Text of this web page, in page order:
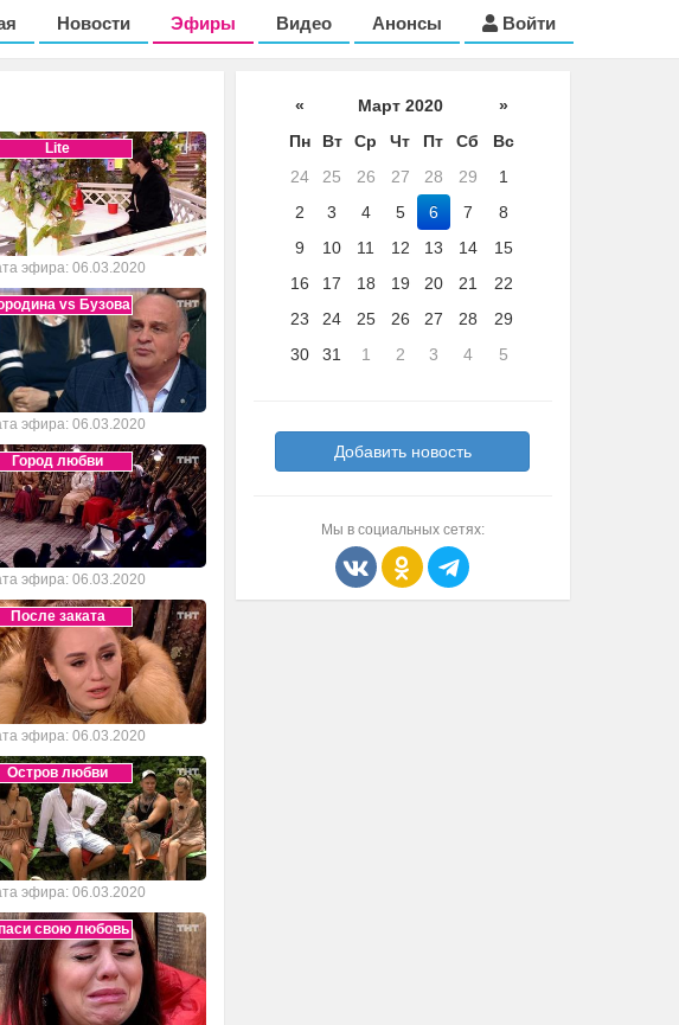
Новости Эфиры Видео Анонсы Войти
Lite
эфира: 06.03.2020
vs Бузова
эфира: 06.03.2020
Город любви
эфира: 06.03.2020
После заката
эфира: 06.03.2020
Остров любви
эфира: 06.03.2020
свою любовь
« Март 2020
»
Пн
Вт Ср Чт Пт Сб
Вс
24
25 26 27 28 29
1
2
3 4 5 6 7
8
9
10 11 12 13 14
15
16
17 18 19 20 21
22
23
24 25 26 27 28
29
30
31 1 2 3 4 5
Добавить новость
Мы в социальных сетях: